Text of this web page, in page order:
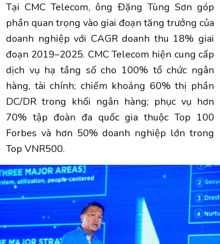
Tại CMC Telecom, ông Đặng Tùng Sơn góp
phần quan trọng vào giai đoạn tăng trưởng của
doanh nghiệp với CAGR doanh thu 18% giai
đoạn 2019–2025. CMC Telecom hiện cung cấp
dịch vụ hạ tầng số cho 100% tổ chức ngân
hàng, tài chính; chiếm khoảng 60% thị phần
DC/DR trong khối ngân hàng; phục vụ hơn
70% tập đoàn đa quốc gia thuộc Top 100
Forbes và hơn 50% doanh nghiệp lớn trong
Top VNR500.